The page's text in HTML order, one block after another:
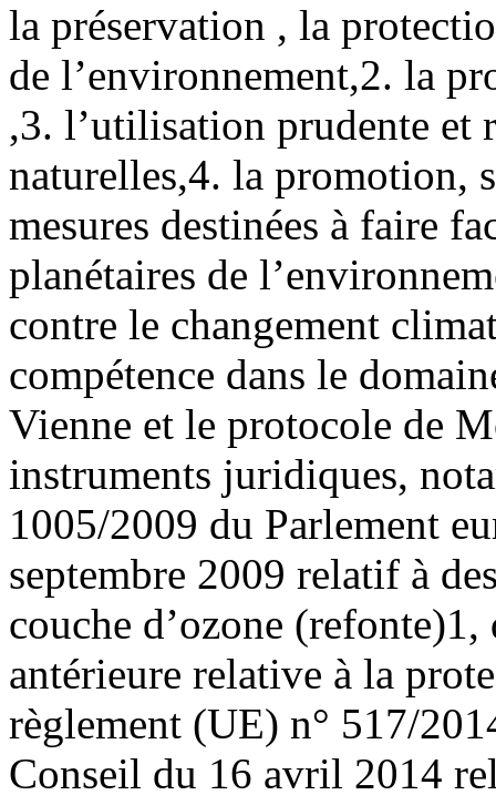
la préservation , la
de l’environnement,2. la
,3. l’utilisation prudente et
naturelles,4. la promotion,
mesures destinées à faire
planétaires de
contre le changement
compétence dans le
Vienne et le protocole de
instruments juridiques,
1005/2009 du Parlement
septembre 2009 relatif à
couche d’ozone
antérieure relative à la
règlement (UE) n° 517/
Conseil du 16 avril 2014